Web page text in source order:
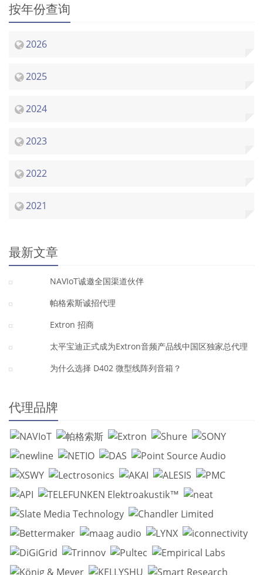
按年份查询
2026
2025
2024
2023
2022
2021
最新文章
NAVIoT诚邀全国渠道伙伴
帕格索斯诚招代理
Extron 招商
太平宝迪正式成为Extron音频产品线中国区独家总代理
为什么选择 D402 微型线阵列音箱？
代理品牌